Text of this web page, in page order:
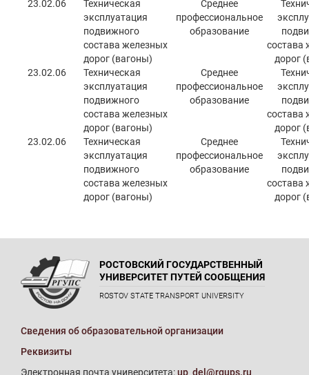
23.02.06
Техническая
эксплуатация
подвижного
состава железных
дорог (вагоны)
Среднее
профессиональное
образование
состава
дорог
23.02.06
Техническая
эксплуатация
подвижного
состава железных
дорог (вагоны)
Среднее
профессиональное
образование
состава
дорог
23.02.06
Техническая
эксплуатация
подвижного
состава железных
дорог (вагоны)
Среднее
профессиональное
образование
состава
дорог
РОСТОВСКИЙ ГОСУДАРСТВЕННЫЙ
УНИВЕРСИТЕТ ПУТЕЙ СООБЩЕНИЯ
ROSTOV STATE TRANSPORT UNIVERSITY
Сведения об образовательной организации
Реквизиты
Электронная почта университета:up_del@rgups.ru